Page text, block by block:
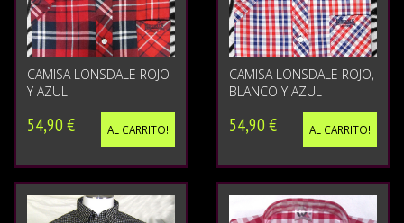
CAMISA LONSDALE ROJO
Y AZUL
54,90 € AL CARRITO!
CAMISA LONSDALE ROJO,
BLANCO Y AZUL
54,90 € AL CARRITO!